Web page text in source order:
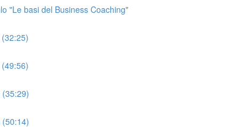
"Le basi del Business Coaching"
(35:29)
(50:14)